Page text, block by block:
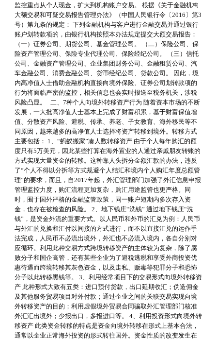
监控重点从个人现金，扩大到机构账户交易。 根据《关于金融机构
大额交易和可疑交易报告管理办法》（中国人民银行令〔2016〕第3
号）第九条的规定： 下列金融机构与客户进行金融交易并通过银行
账户划转款项的，由银行机构按照本办法规定提交大额交易报告：
（一）证券公司、期货公司、基金管理公司。 （二）保险公司、保
险资产管理公司、保险专业代理公司、保险经纪公司。 （三）信托
公司、金融资产管理公司、企业集团财务公司、金融租赁公司、汽
车金融公司、消费金融公司、货币经纪公司、贷款公司。 因此，境
内高净值人士借助金融机构直接向境外保险、证券公司划转款项的
行为将面临严密的监控，相关信息也会实时报送至税务机关，涉税
风险凸显。 二、7种个人向境外转移资产行为 随着资本市场的不断
发展，一大批高净值人士基本上完成了财富积累，基于财富保值增
值、分散资产风险、避税、传承、养老、子女教育、海外移民等不
同原因，越来越多的高净值人士选择将资产转移到境外。转移方式
主要包括： 1、“蚂蚁搬家”凑人数转移资产 由于个人每年购汇的额
度只有5万美元，因此某些打算在海外置业的人通过亲戚朋友转账的
方式实现大量资金的转移。这种靠人头拆分金额汇款的办法，违反
了“个人不得以分拆等方式规避个人结汇和境内个人购汇年度总额管
理”的要求，而且，自2017年起，外汇管理部门加强了外汇信息申报
管理监控力度，购汇流程更加复杂，购汇用途监管也更严格。同
时，囿于国外严格的金融监管政策，同一账户短期内多次存入资
金，也存在被检查的风险。 2、地下钱庄“洗钱” 通过地下钱庄“洗
钱”，是资金外流的重要方式。以人民币和外币的汇兑为例：人民币
与外汇的兑换和汇付以间接的方式进行，而不以直接汇兑的运作手
法完成，人民币不必流出境外，外汇也不必流入境内，各自分别对
应循环。利用此种交易方式跨境转移资产的主体较为复杂，除了腐
败分子和国企高管，还有某些企业为了避税逃税和享受外商投资优
惠待遇而跨境转移其灰色资金，以及走私、贩毒等犯罪分子和恐怖
分子以此转移黑钱等。 3、利用经常项目下的交易形式向境外转移资
产 此种形式大致有五类：进口预付货款，出口延期收汇；伪造佣金
及其他服务贸易项目对外付款；通过企业之间的关联交易实现向境
外转移资产的目的；利用虚假境外贸易合同骗取外汇管理部门核准
外汇汇出境外；少报出口，多报进口等。 4、利用投资形式向境外转
移资产 此类资金转移的特点是资金向境外转移在形式上基本合法，
通常以企业正常海外投资的形式转往国外。资金性质的改变发生在